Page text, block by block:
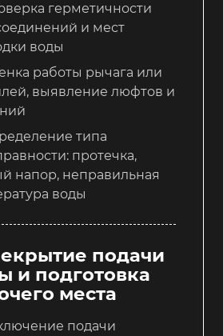
герметичности
и мест
воды
работы рычага или
выявление люфтов и
типа
протечка,
напор, неправильная
воды
подачи
и подготовка
места
подачи